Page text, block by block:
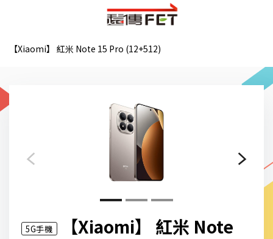
【Xiaomi】 紅米 Note 15 Pro (12+512)
Previous Next
5G手機
【Xiaomi】 紅米 Note